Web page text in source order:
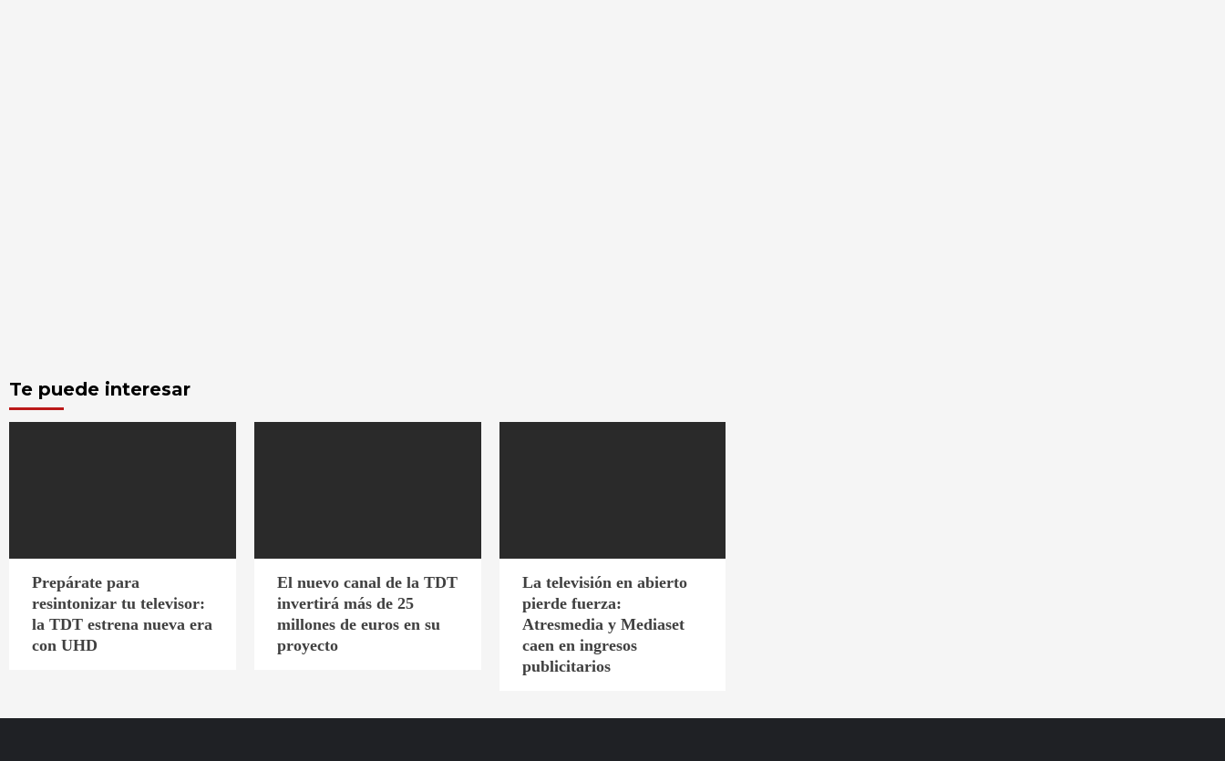
Te puede interesar
Prepárate para
resintonizar tu televisor:
la TDT estrena nueva era
con UHD
El nuevo canal de la TDT
invertirá más de 25
millones de euros en su
proyecto
La televisión en abierto
pierde fuerza:
Atresmedia y Mediaset
caen en ingresos
publicitarios